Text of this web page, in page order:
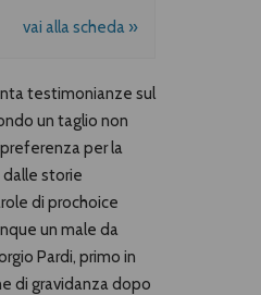
vai alla scheda »
testimonianze sul
un taglio non
per la
storie
di prochoice
un male da
Pardi, primo in
di gravidanza dopo